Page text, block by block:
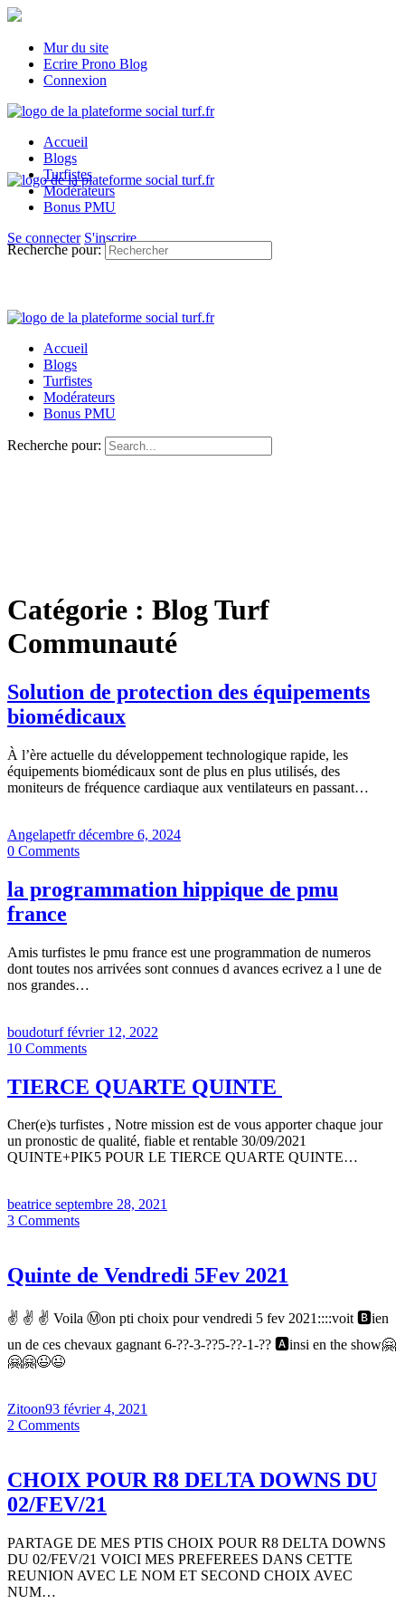
Mur du site
Ecrire Prono Blog
Connexion
Accueil
Blogs
Turfistes
Modérateurs
Bonus PMU
Se connecter S'inscrire
Recherche pour:
Accueil
Blogs
Turfistes
Modérateurs
Bonus PMU
Recherche pour:
Catégorie : Blog Turf
Communauté
Solution de protection des équipements
biomédicaux
À l’ère actuelle du développement technologique rapide, les
équipements biomédicaux sont de plus en plus utilisés, des
moniteurs de fréquence cardiaque aux ventilateurs en passant…
Angelapetfrdécembre 6, 2024
0 Comments
la programmation hippique de pmu
france
Amis turfistes le pmu france est une programmation de numeros
dont toutes nos arrivées sont connues d avances ecrivez a l une de
nos grandes…
boudoturffévrier 12, 2022
10 Comments
TIERCE QUARTE QUINTE
Cher(e)s turfistes , Notre mission est de vous apporter chaque jour
un pronostic de qualité, fiable et rentable 30/09/2021
QUINTE+PIK5 POUR LE TIERCE QUARTE QUINTE…
beatrice septembre 28, 2021
3 Comments
Quinte de Vendredi 5Fev 2021
✌ ✌ ✌ Voila Ⓜon pti choix pour vendredi 5 fev 2021::::voit 🅱ien
un de ces chevaux gagnant 6-??-3-??5-??-1-?? 🅰insi en the show🤗
🤗🤗😉😉
Zitoon93 février 4, 2021
2 Comments
CHOIX POUR R8 DELTA DOWNS DU
02/FEV/21
PARTAGE DE MES PTIS CHOIX POUR R8 DELTA DOWNS
DU 02/FEV/21 VOICI MES PREFEREES DANS CETTE
REUNION AVEC LE NOM ET SECOND CHOIX AVEC
NUM…